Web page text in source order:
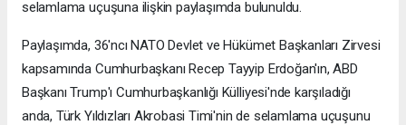
selamlama uçuşuna ilişkin paylaşımda bulunuldu.
Paylaşımda, 36'ncı NATO Devlet ve Hükümet Başkanları Zirvesi
kapsamında Cumhurbaşkanı Recep Tayyip Erdoğan'ın, ABD
Başkanı Trump'ı Cumhurbaşkanlığı Külliyesi'nde karşıladığı
anda, Türk Yıldızları Akrobasi Timi'nin de selamlama uçuşunu